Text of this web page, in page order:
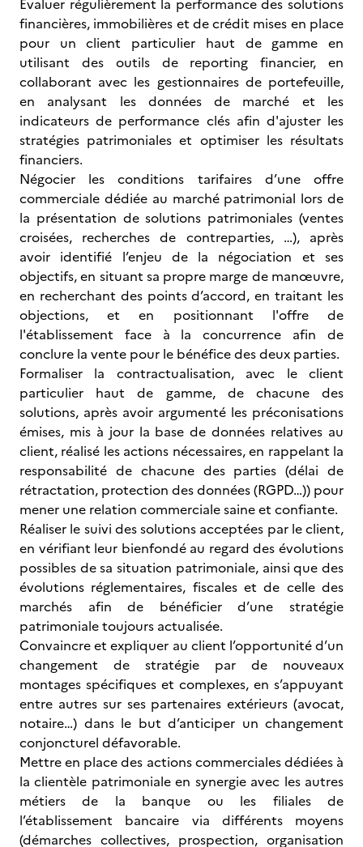
Évaluer régulièrement la performance des solutions
financières, immobilières et de crédit mises en place
pour un client particulier haut de gamme en
utilisant des outils de reporting financier, en
collaborant avec les gestionnaires de portefeuille,
en analysant les données de marché et les
indicateurs de performance clés afin d'ajuster les
stratégies patrimoniales et optimiser les résultats
financiers.
Négocier les conditions tarifaires d’une offre
commerciale dédiée au marché patrimonial lors de
la présentation de solutions patrimoniales (ventes
croisées, recherches de contreparties, …), après
avoir identifié l’enjeu de la négociation et ses
objectifs, en situant sa propre marge de manœuvre,
en recherchant des points d’accord, en traitant les
objections, et en positionnant l'offre de
l'établissement face à la concurrence afin de
conclure la vente pour le bénéfice des deux parties.
Formaliser la contractualisation, avec le client
particulier haut de gamme, de chacune des
solutions, après avoir argumenté les préconisations
émises, mis à jour la base de données relatives au
client, réalisé les actions nécessaires, en rappelant la
responsabilité de chacune des parties (délai de
rétractation, protection des données (RGPD…)) pour
mener une relation commerciale saine et confiante.
Réaliser le suivi des solutions acceptées par le client,
en vérifiant leur bienfondé au regard des évolutions
possibles de sa situation patrimoniale, ainsi que des
évolutions réglementaires, fiscales et de celle des
marchés afin de bénéficier d’une stratégie
patrimoniale toujours actualisée.
Convaincre et expliquer au client l’opportunité d’un
changement de stratégie par de nouveaux
montages spécifiques et complexes, en s’appuyant
entre autres sur ses partenaires extérieurs (avocat,
notaire…) dans le but d’anticiper un changement
conjoncturel défavorable.
Mettre en place des actions commerciales dédiées à
la clientèle patrimoniale en synergie avec les autres
métiers de la banque ou les filiales de
l’établissement bancaire via différents moyens
(démarches collectives, prospection, organisation